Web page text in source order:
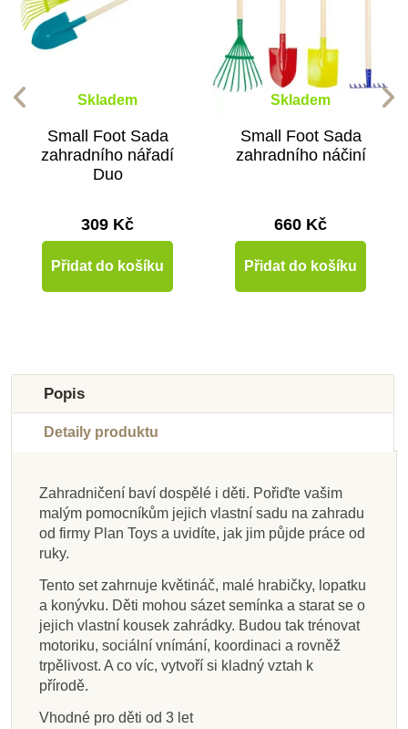
Skladem
Small Foot Sada
zahradního nářadí
Duo
309 Kč
Přidat do košíku
Skladem
Small Foot Sada
zahradního náčiní
660 Kč
Přidat do košíku
Skladem
Bigjigs Toys Ruční
nářadí na zahradu
163 Kč
Přidat do košíku
Skladem
kovové vědro, žluté
615 Kč
Skladem u
dodavatele
Nienhuis - Lopata, 80
cm
399 Kč
Přidat do košíku
Na dotaz
malého zahradního
náčiní
134 Kč
Skladem
Small Foot Kolečko
se zahradním
nářadím
1 469 Kč
Přidat do košíku
Skladem
písek
239 Kč
Skladem
Small Foot Velká
sada zahradního
nářadí
1 149 Kč
Přidat do košíku
Na dotaz
sadbu rostlin
333 Kč
Popis
Detaily produktu
Zahradničení baví dospělé i děti. Pořiďte vašim
malým pomocníkům jejich vlastní sadu na zahradu
od firmy Plan Toys a uvidíte, jak jim půjde práce od
ruky.
Tento set zahrnuje květináč, malé hrabičky, lopatku
a konývku. Děti mohou sázet semínka a starat se o
jejich vlastní kousek zahrádky. Budou tak trénovat
motoriku, sociální vnímání, koordinaci a rovněž
trpělivost. A co víc, vytvoří si kladný vztah k
přírodě.
Vhodné pro děti od 3 let